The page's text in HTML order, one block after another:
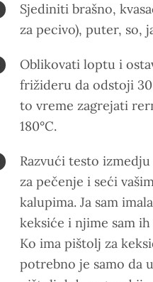
Sjediniti brašno,
za pecivo), puter, so,
Oblikovati loptu i
frižideru da odstoji
to vreme zagrejati
180°C.
Razvući testo
za pečenje i seći
kalupima. Ja sam
keksiće i njime sam
Ko ima pištolj za
potrebno je samo da